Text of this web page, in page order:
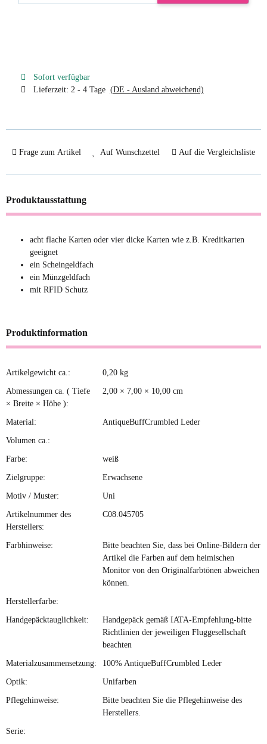
Sofort verfügbar
Lieferzeit: 2 - 4 Tage (DE - Ausland abweichend)
Frage zum Artikel Auf Wunschzettel Auf die Vergleichsliste
Produktausstattung
acht flache Karten oder vier dicke Karten wie z.B. Kreditkarten
geeignet
ein Scheingeldfach
ein Münzgeldfach
mit RFID Schutz
Produktinformation
Produkteigenschaft
Wert
Artikelgewicht ca.: 0,20 kg
Abmessungen ca. ( Tiefe
× Breite × Höhe ):
2,00 × 7,00 × 10,00 cm
Material: AntiqueBuffCrumbled Leder
Volumen ca.:
Farbe: weiß
Zielgruppe: Erwachsene
Motiv / Muster: Uni
Artikelnummer des
Herstellers:
C08.045705
Farbhinweise:
Bitte beachten Sie, dass bei Online-Bildern der
Artikel die Farben auf dem heimischen
Monitor von den Originalfarbtönen abweichen
können.
Herstellerfarbe:
Handgepäcktauglichkeit:
Handgepäck gemäß IATA-Empfehlung-bitte
Richtlinien der jeweiligen Fluggesellschaft
beachten
Materialzusammensetzung: 100% AntiqueBuffCrumbled Leder
Optik: Unifarben
Pflegehinweise:
Bitte beachten Sie die Pflegehinweise des
Herstellers.
Serie: